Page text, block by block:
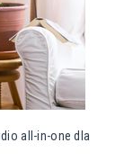
all-in-one dla